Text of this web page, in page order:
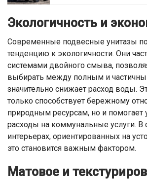
Экологичность и
Современные подвесные унитазы
тенденцию к экологичности. Они
системами двойного смыва,
выбирать между полным и
значительно снижает расход воды.
только способствует бережному
природным ресурсам, но и помогает
расходы на коммунальные услуги.
интерьерах, ориентированных на
это становится важным фактором.
Матовое и